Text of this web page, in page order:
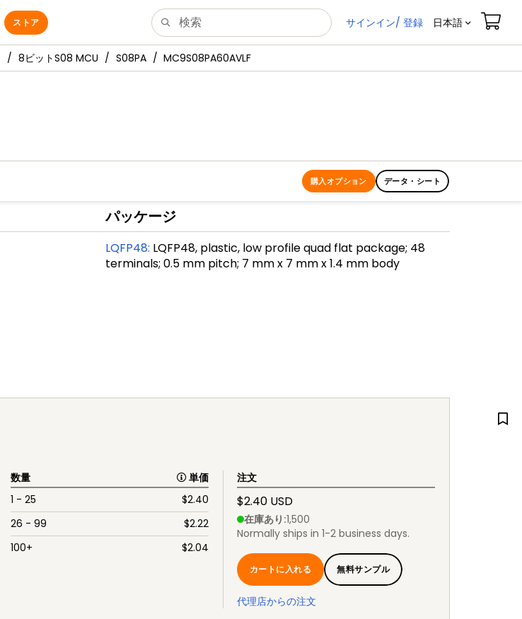
ストア サインイン/ 登録 日本語
8ビットS08 MCU S08PA MC9S08PA60AVLF
購入オプション データ・シート
パッケージ
LQFP48: LQFP48, plastic, low profile quad flat package; 48
terminals; 0.5 mm pitch; 7 mm x 7 mm x 1.4 mm body
数量
単価
1 - 25
$2.40
26 - 99
$2.22
100+
$2.04
注文
$2.40 USD
在庫あり :1,500
Normally ships in 1-2 business days.
カートに入れる 無料サンプル
代理店からの注文